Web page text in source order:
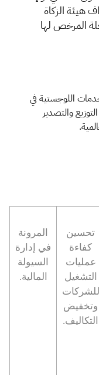
المضافة
هيئة الزكاة
المرخص لها
اللوجستية في
والتصدير
تحسين
كفاءة
عمليات
التشغيل
للشركات
وتخفيض
التكاليف.
المرونة
في إدارة
السيولة
المالية.